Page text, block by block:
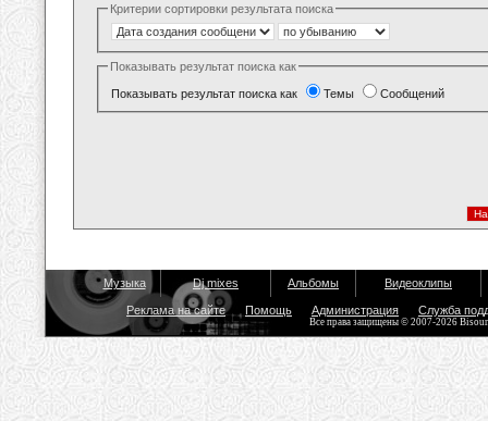
Критерии сортировки результата поиска
Показывать результат поиска как
Показывать результат поиска как Темы Сообщений
Музыка Dj mixes Альбомы Видеоклипы
Реклама на сайте Помощь Администрация Служба
Все права защищены © 2007-2026